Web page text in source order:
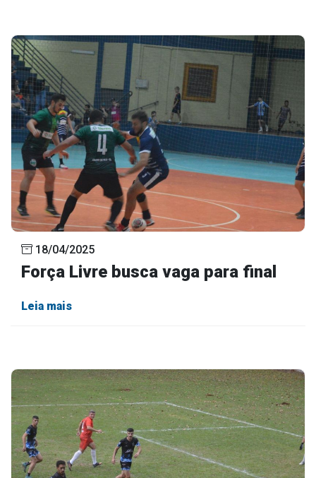
18/04/2025
Força Livre busca vaga para final
Leia mais